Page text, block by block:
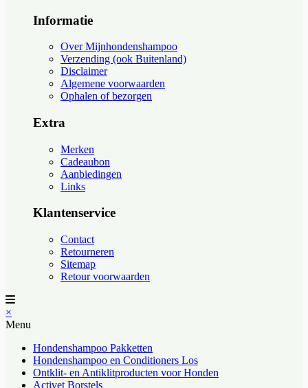
Informatie
Over Mijnhondenshampoo
Verzending (ook Buitenland)
Disclaimer
Algemene voorwaarden
Ophalen of bezorgen
Extra
Merken
Cadeaubon
Aanbiedingen
Links
Klantenservice
Contact
Retourneren
Sitemap
Retour voorwaarden
×
Menu
Hondenshampoo Pakketten
Hondenshampoo en Conditioners Los
Ontklit- en Antiklitproducten voor Honden
Activet Borstels